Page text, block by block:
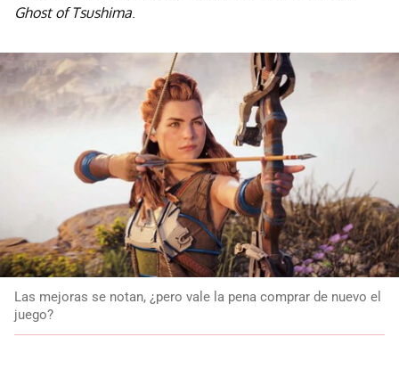
Ghost of Tsushima.
Las mejoras se notan, ¿pero vale la pena comprar de nuevo el
juego?